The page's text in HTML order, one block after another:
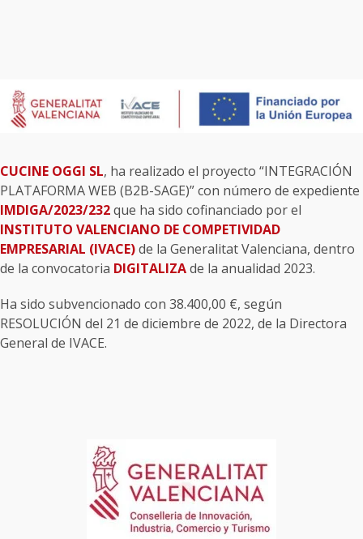
CUCINE OGGI SL, ha realizado el proyecto “INTEGRACIÓN
PLATAFORMA WEB (B2B-SAGE)” con número de expediente
IMDIGA/2023/232que ha sido cofinanciado por el
INSTITUTO VALENCIANO DE COMPETIVIDAD
EMPRESARIAL (IVACE)de la Generalitat Valenciana, dentro
de la convocatoria DIGITALIZAde la anualidad 2023.
Ha sido subvencionado con 38.400,00 €, según
RESOLUCIÓN del 21 de diciembre de 2022, de la Directora
General de IVACE.